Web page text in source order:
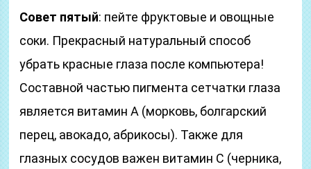
Совет пятый: пейте фруктовые и овощные
соки. Прекрасный натуральный способ
убрать красные глаза после компьютера!
Составной частью пигмента сетчатки глаза
является витамин А (морковь, болгарский
перец, авокадо, абрикосы). Также для
глазных сосудов важен витамин С (черника,